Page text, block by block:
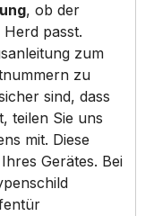
, ob der
passt.
zum
zu
sind, dass
teilen Sie uns
mit. Diese
Gerätes. Bei